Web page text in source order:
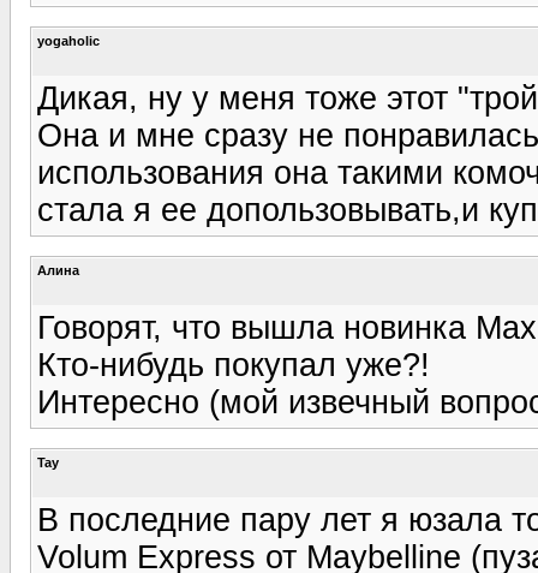
yogaholic
Дикая, ну у меня тоже этот
Она и мне сразу не
использования она такими
стала я ее допользовывать,и
Алина
Говорят, что вышла новинка
Кто-нибудь покупал уже?!
Интересно (мой извечный
Tay
В последние пару лет я юзала
Volum Express от Maybelline